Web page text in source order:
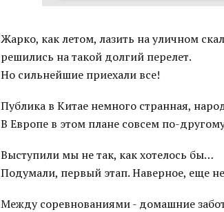
Жарко, как летом, лазить на уличном
решились на такой долгий перелет.
Но сильнейшие приехали все!
Публика в Китае немного странная,
В Европе в этом плане совсем по-
Выступили мы не так, как хотелось бы…
Подумали, первый этап. Наверное, еще
Между соревнованиями - домашние